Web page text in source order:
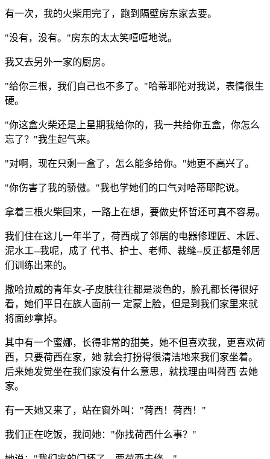
有一次，我的火柴用完了，跑到隔壁房东家去要。
"没有，没有。"房东的太太笑嘻嘻地说。
我又去另外一家的厨房。
"给你三根，我们自己也不多了。"哈蒂耶陀对我说，表情很生
硬。
"你这盒火柴还是上星期我给你的，我一共给你五盒，你怎么
忘了？"我生起气来。
"对啊，现在只剩一盒了，怎么能多给你。"她更不高兴了。
"你伤害了我的骄傲。"我也学她们的口气对哈蒂耶陀说。
拿着三根火柴回来，一路上在想，要做史怀哲还可真不容易。
我们住在这儿一年半了，荷西成了邻居的电器修理匠、木匠、
泥水工--我呢，成了 代书、护士、老师、裁缝--反正都是邻居
们训练出来的。
撒哈拉威的青年女-子皮肤往往都是淡色的，脸孔都长得很好
看，她们平日在族人面前一 定蒙上脸，但是到我们家里来就
将面纱拿掉。
其中有一个蜜娜，长得非常的甜美，她不但喜欢我，更喜欢荷
西，只要荷西在家，她 就会打扮得很清洁地来我们家坐着。
后来她发觉坐在我们家没有什么意思，就找理由叫荷西 去她
家。
有一天她又来了，站在窗外叫："荷西！荷西！"
我们正在吃饭，我问她："你找荷西什么事？"